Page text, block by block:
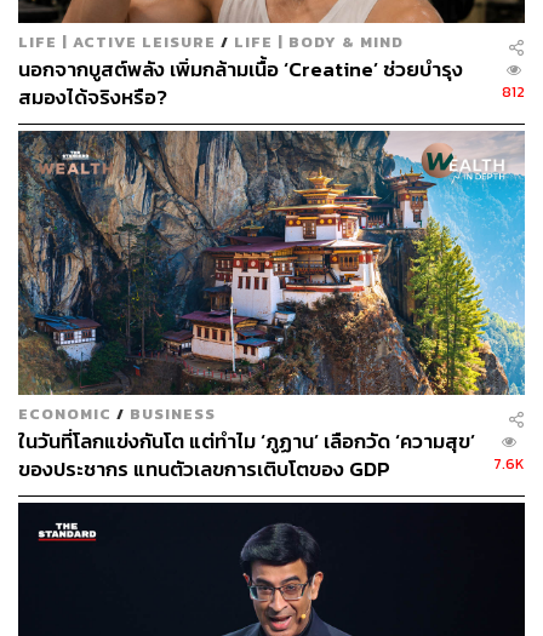
ABOUT THE AUTHOR
ภูริตา บุญล้อม
LIFE | ACTIVE LEISURE / LIFE | BODY & MIND
นอกจากบูสต์พลัง เพิ่มกล้ามเนื้อ ‘Creatine’ ช่วยบำรุง
สมองได้จริงหรือ?
812
ECONOMIC / BUSINESS
ในวันที่โลกแข่งกันโต แต่ทำไม ‘ภูฏาน’ เลือกวัด ‘ความสุข’
ของประชากร แทนตัวเลขการเติบโตของ GDP
7.6K